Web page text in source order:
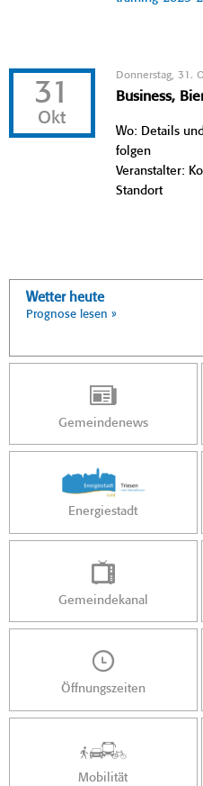
31
Okt
Donnerstag, 31.
Business,
Wo: Details
folgen
Veranstalter:
Standort
Wetter heute
Prognose lesen »
Gemeindenews
Energiestadt
Gemeindekanal
Öffnungszeiten
Mobilität